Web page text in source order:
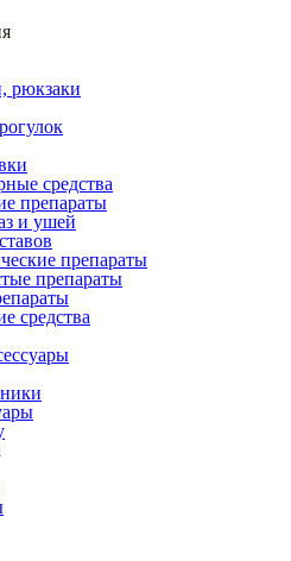
рюкзаки
средства
препараты
и ушей
препараты
препараты
средства